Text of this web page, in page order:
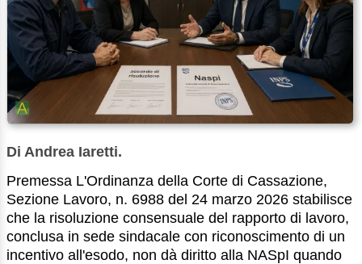
Di Andrea Iaretti.
Premessa L'Ordinanza della Corte di Cassazione,
Sezione Lavoro, n. 6988 del 24 marzo 2026 stabilisce
che la risoluzione consensuale del rapporto di lavoro,
conclusa in sede sindacale con riconoscimento di un
incentivo all'esodo, non dà diritto alla NASpI quando